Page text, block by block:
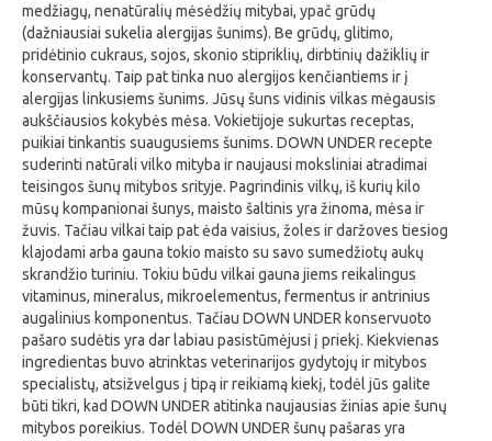
medžiagų, nenatūralių mėsėdžių mitybai, ypač grūdų
(dažniausiai sukelia alergijas šunims). Be grūdų, glitimo,
pridėtinio cukraus, sojos, skonio stipriklių, dirbtinių dažiklių ir
konservantų. Taip pat tinka nuo alergijos kenčiantiems ir į
alergijas linkusiems šunims. Jūsų šuns vidinis vilkas mėgausis
aukščiausios kokybės mėsa. Vokietijoje sukurtas receptas,
puikiai tinkantis suaugusiems šunims. DOWN UNDER recepte
suderinti natūrali vilko mityba ir naujausi moksliniai atradimai
teisingos šunų mitybos srityje. Pagrindinis vilkų, iš kurių kilo
mūsų kompanionai šunys, maisto šaltinis yra žinoma, mėsa ir
žuvis. Tačiau vilkai taip pat ėda vaisius, žoles ir daržoves tiesiog
klajodami arba gauna tokio maisto su savo sumedžiotų aukų
skrandžio turiniu. Tokiu būdu vilkai gauna jiems reikalingus
vitaminus, mineralus, mikroelementus, fermentus ir antrinius
augalinius komponentus. Tačiau DOWN UNDER konservuoto
pašaro sudėtis yra dar labiau pasistūmėjusi į priekį. Kiekvienas
ingredientas buvo atrinktas veterinarijos gydytojų ir mitybos
specialistų, atsižvelgus į tipą ir reikiamą kiekį, todėl jūs galite
būti tikri, kad DOWN UNDER atitinka naujausias žinias apie šunų
mitybos poreikius. Todėl DOWN UNDER šunų pašaras yra